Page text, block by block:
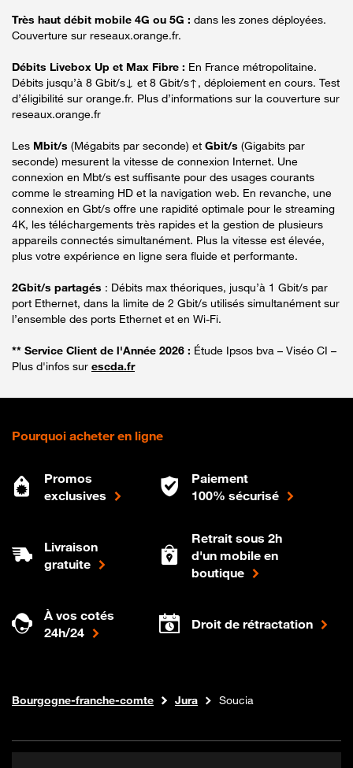
Très haut débit mobile 4G ou 5G : dans les zones déployées.
Couverture sur reseaux.orange.fr.
Débits Livebox Up et Max Fibre : En France métropolitaine.
Débits jusqu’à 8 Gbit/s↓ et 8 Gbit/s↑, déploiement en cours. Test
d’éligibilité sur orange.fr. Plus d’informations sur la couverture sur
reseaux.orange.fr
Les Mbit/s (Mégabits par seconde) et Gbit/s (Gigabits par
seconde) mesurent la vitesse de connexion Internet. Une
connexion en Mbt/s est suffisante pour des usages courants
comme le streaming HD et la navigation web. En revanche, une
connexion en Gbt/s offre une rapidité optimale pour le streaming
4K, les téléchargements très rapides et la gestion de plusieurs
appareils connectés simultanément. Plus la vitesse est élevée,
plus votre expérience en ligne sera fluide et performante.
2Gbit/s partagés : Débits max théoriques, jusqu’à 1 Gbit/s par
port Ethernet, dans la limite de 2 Gbit/s utilisés simultanément sur
l’ensemble des ports Ethernet et en Wi-Fi.
** Service Client de l'Année 2026 : Étude Ipsos bva – Viséo CI –
Plus d'infos sur escda.fr
Pourquoi acheter en ligne
Promos
exclusives
Paiement
100% sécurisé
Livraison
gratuite
Retrait sous 2h
d'un mobile en
boutique
À vos cotés
24h/24
Droit de rétractation
Boutique Orange
Internet fibre
Bourgogne-franche-comte Jura Soucia